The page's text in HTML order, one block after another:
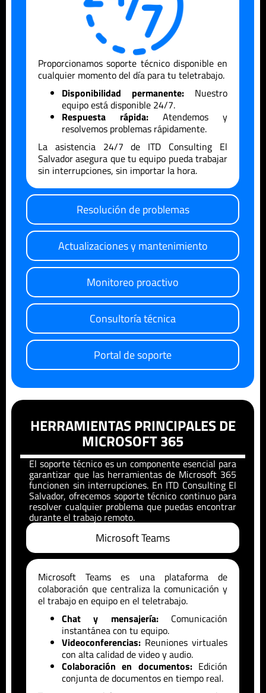
Resolución de problemas
Actualizaciones y mantenimiento
Monitoreo proactivo
Consultoría técnica
Portal de soporte
Proporcionamos soporte técnico disponible en
cualquier momento del día para tu teletrabajo.
Disponibilidad permanente: Nuestro
equipo está disponible 24/7.
Respuesta rápida: Atendemos y
resolvemos problemas rápidamente.
La asistencia 24/7 de ITD Consulting El
Salvadorasegura que tu equipo pueda trabajar
sin interrupciones, sin importar la hora.
HERRAMIENTAS PRINCIPALES DE
MICROSOFT 365
El soporte técnico es un componente esencial para
garantizar que las herramientas de Microsoft 365
funcionen sin interrupciones. En ITD Consulting El
Salvador, ofrecemos soporte técnico continuo para
resolver cualquier problema que puedas encontrar
durante el trabajo remoto.
Microsoft Teams
Microsoft Teams es una plataforma de
colaboración que centraliza la comunicación y
el trabajo en equipo en el teletrabajo.
Chat y mensajería:Comunicación
instantánea con tu equipo.
Videoconferencias: Reuniones virtuales
con alta calidad de video y audio.
Colaboración en documentos:Edición
conjunta de documentos en tiempo real.